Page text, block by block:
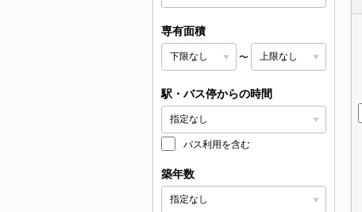
専有面積
〜
駅・バス停からの時間
バス利用を含む
築年数